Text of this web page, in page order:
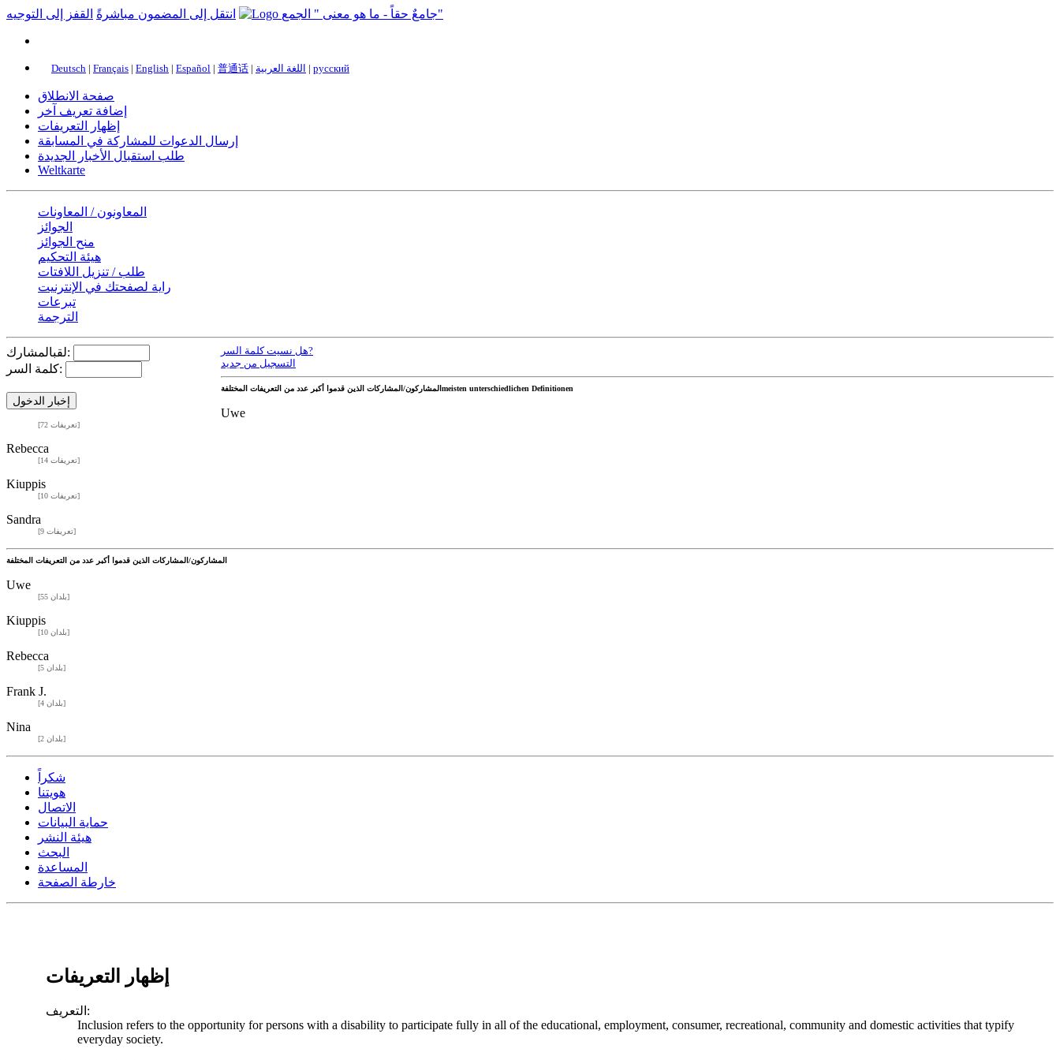
انتقل إلى المضمون مباشرةً القفز إلى التوجيه
Deutsch | Français | English | Español | 普通话 | اللغة العربية | русский
صفحة الانطلاق
إضافة تعريف آخر
إظهار التعريفات
إرسال الدعوات للمشاركة في المسابقة
طلب استقبال الأخبار الجديدة
Weltkarte
المعاونون / المعاونات
الجوائز
منح الجوائز
هيئة التحكيم
طلب / تنزيل اللافتات
راية لصفحتك في الإنترنيت
تبرعات
الترجمة
لقبالمشارك:
كلمة السر:
هل نسيت كلمة السر?
التسجيل من جديد
المشاركون/المشاركات الذين قدموا أكبر عدد من التعريفات المختلفةmeisten unterschiedlichen Definitionen
Uwe
[72 تعريفات]
Rebecca
[14 تعريفات]
Kiuppis
[10 تعريفات]
Sandra
[9 تعريفات]
المشاركون/المشاركات الذين قدموا أكبر عدد من التعريفات المختلفة
Uwe
[55 بلدان]
Kiuppis
[10 بلدان]
Rebecca
[5 بلدان]
Frank J.
[4 بلدان]
Nina
[2 بلدان]
شكراً
هويتنا
الاتصال
حماية البيانات
هيئة النشر
البحث
المساعدة
خارطة الصفحة
إظهار التعريفات
التعريف:
Inclusion refers to the opportunity for persons with a disability to participate fully in all of the educational, employment, consumer, recreational, community and domestic activities that typify
everyday society.